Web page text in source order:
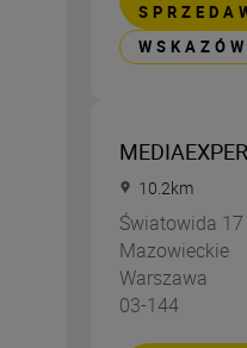
10.2km
Światowida 17
Mazowieckie
Warszawa
03-144